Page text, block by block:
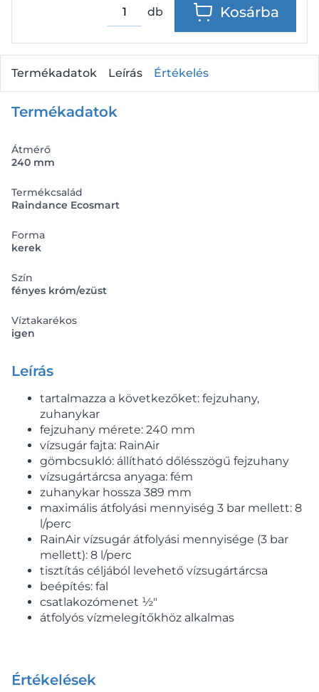
db Kosárba
Termékadatok Leírás Értékelés
Termékadatok
Átmérő
240 mm
Termékcsalád
Raindance Ecosmart
Forma
kerek
Szín
fényes króm/ezüst
Víztakarékos
igen
Leírás
tartalmazza a következőket: fejzuhany,
zuhanykar
fejzuhany mérete: 240 mm
vízsugár fajta: RainAir
gömbcsukló: állítható dőlésszögű fejzuhany
vízsugártárcsa anyaga: fém
zuhanykar hossza 389 mm
maximális átfolyási mennyiség 3 bar mellett: 8
l/perc
RainAir vízsugár átfolyási mennyisége (3 bar
mellett): 8 l/perc
tisztítás céljából levehető vízsugártárcsa
beépítés: fal
csatlakozómenet ½"
átfolyós vízmelegítőkhöz alkalmas
Értékelések